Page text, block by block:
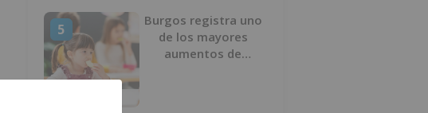
5
Burgos registra uno
de los mayores
aumentos de